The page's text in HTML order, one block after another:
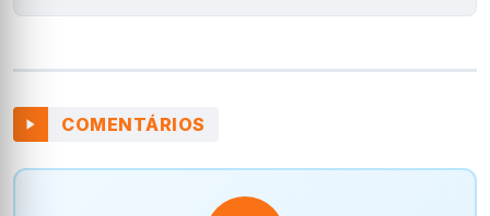
COMENTÁRIOS